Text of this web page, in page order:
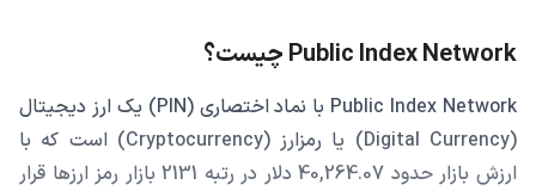
Public Index Network چیست؟
Public Index Network با نماد اختصاری (PIN) یک ارز دیجیتال
(Digital Currency) یا رمزارز (Cryptocurrency) است که با
ارزش بازار حدود 40,264.07 دلار در رتبه 2131 بازار رمز ارزها قرار